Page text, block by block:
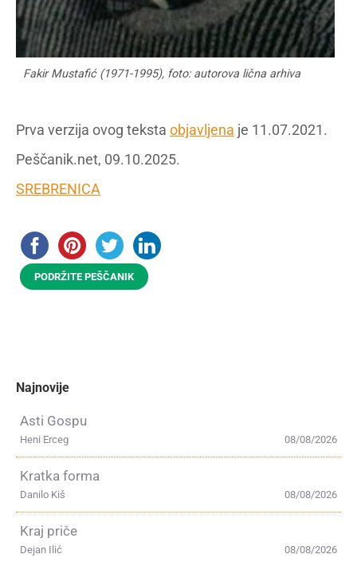
Fakir Mustafić (1971-1995), foto: autorova lična arhiva
Prva verzija ovog teksta objavljena je 11.07.2021.
Peščanik.net, 09.10.2025.
SREBRENICA
PODRŽITE PEŠČANIK
Najnovije
Asti Gospu
08/08/2026
Heni Erceg
Kratka forma
08/08/2026
Danilo Kiš
Kraj priče
08/08/2026
Dejan Ilić